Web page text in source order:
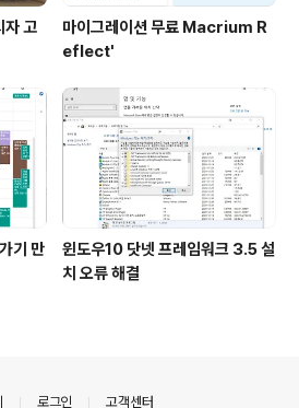
자 고
마이그레이션 무료 Macrium R
eflect'
기 만
윈도우10 닷넷 프레임워크 3.5 설
치 오류 해결
로그인 고객센터